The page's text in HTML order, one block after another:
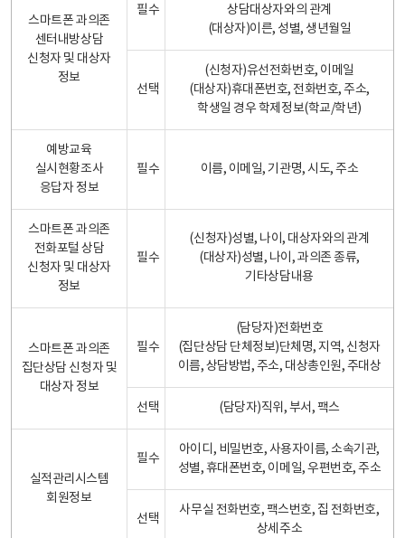
스마트폰 과의존
센터내방상담
신청자 및 대상자
정보
필수
상담대상자와의 관계
(대상자)이른, 성별, 생년월일
선택
(신청자)유선전화번호, 이메일
(대상자)휴대폰번호, 전화번호, 주소,
학생일 경우 학제정보(학교/학년)
예방교육
실시현황조사
응답자 정보
필수 이름, 이메일, 기관명, 시도, 주소
스마트폰 과의존
전화포털 상담
신청자 및 대상자
정보
필수
(신청자)성별, 나이, 대상자와의 관계
(대상자)성별, 나이, 과의존 종류,
기타상담내용
스마트폰 과의존
집단상담 신청자 및
대상자 정보
필수
(담당자)전화번호
(집단상담 단체정보)단체명, 지역, 신청자
이름, 상담방법, 주소, 대상총인원, 주대상
선택 (담당자)직위, 부서, 팩스
실적관리시스템
회원정보
필수
아이디, 비밀번호, 사용자이름, 소속기관,
성별, 휴대폰번호, 이메일, 우편번호, 주소
선택
사무실 전화번호, 팩스번호, 집 전화번호,
상세주소